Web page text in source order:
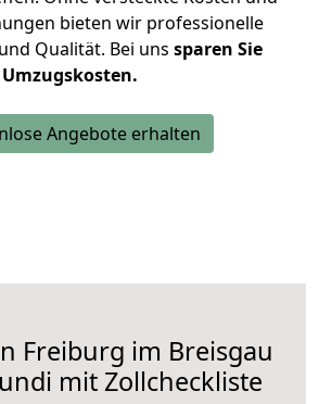
bieten wir professionelle
Qualität. Bei uns sparen Sie
Umzugskosten.
Angebote erhalten
Freiburg im Breisgau
mit Zollcheckliste